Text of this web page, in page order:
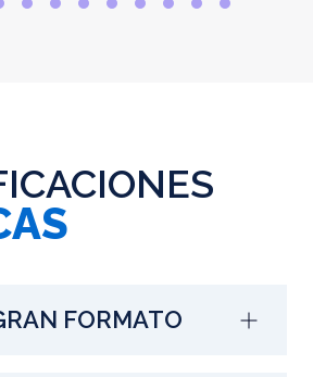
FORMATO